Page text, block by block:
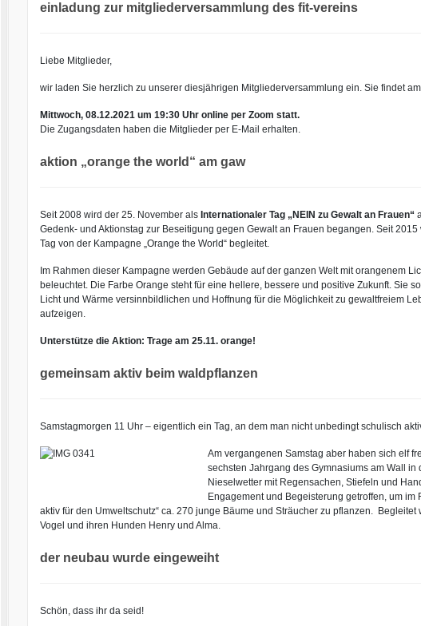
einladung zur mitgliederversammlung des fit-vereins
Liebe Mitglieder,
wir laden Sie herzlich zu unserer diesjährigen Mitgliederversammlung ein. Sie findet am
Mittwoch, 08.12.2021 um 19:30 Uhr online per Zoom statt.
Die Zugangsdaten haben die Mitglieder per E-Mail erhalten.
aktion „orange the world“ am gaw
Seit 2008 wird der 25. November als Internationaler Tag „NEIN zu Gewalt an Frauen“
Gedenk- und Aktionstag zur Beseitigung gegen Gewalt an Frauen begangen. Seit 2015
Tag von der Kampagne „Orange the World“ begleitet.
Im Rahmen dieser Kampagne werden Gebäude auf der ganzen Welt mit orangenem
beleuchtet. Die Farbe Orange steht für eine hellere, bessere und positive Zukunft. Sie
Licht und Wärme versinnbildlichen und Hoffnung für die Möglichkeit zu gewaltfreiem
aufzeigen.
Unterstütze die Aktion: Trage am 25.11. orange!
gemeinsam aktiv beim waldpflanzen
Samstagmorgen 11 Uhr – eigentlich ein Tag, an dem man nicht unbedingt schulisch
Am vergangenen Samstag aber haben sich elf
sechsten Jahrgang des Gymnasiums am Wall
Nieselwetter mit Regensachen, Stiefeln und
Engagement und Begeisterung getroffen, um im
aktiv für den Umweltschutz“ ca. 270 junge Bäume und Sträucher zu pflanzen. Begleitet
Vogel und ihren Hunden Henry und Alma.
der neubau wurde eingeweiht
Schön, dass ihr da seid!